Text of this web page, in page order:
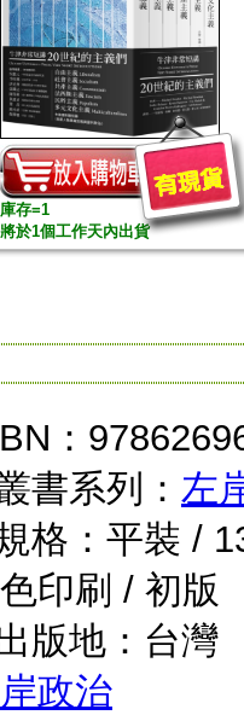
庫存=1
將於1個工作天內出貨
：
書系列： 左
格：平裝 /
印刷 / 初版
版地：台灣
政治